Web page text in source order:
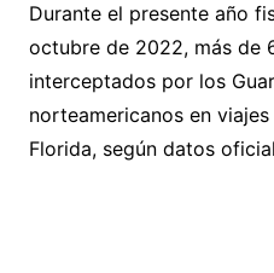
Durante el presente año
octubre de 2022, más de
interceptados por los
norteamericanos en
Florida, según datos